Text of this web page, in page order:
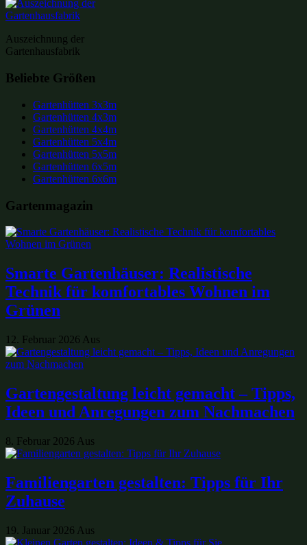
Auszeichnung der
Gartenhausfabrik
Beliebte Größen
Gartenhütten 3x3m
Gartenhütten 4x3m
Gartenhütten 4x4m
Gartenhütten 5x4m
Gartenhütten 5x5m
Gartenhütten 6x5m
Gartenhütten 6x6m
Gartenmagazin
Smarte Gartenhäuser: Realistische
Technik für komfortables Wohnen im
Grünen
12. Februar 2026 Aus
Gartengestaltung leicht gemacht – Tipps,
Ideen und Anregungen zum Nachmachen
8. Februar 2026 Aus
Familiengarten gestalten: Tipps für Ihr
Zuhause
19. Januar 2026 Aus